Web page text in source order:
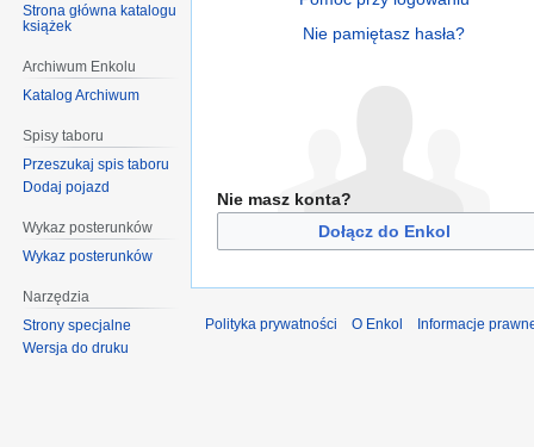
Nie pamiętasz hasła?
Nie masz konta?
Dołącz do Enkol
Strona główna katalogu
książek
Archiwum Enkolu
Katalog Archiwum
Spisy taboru
Przeszukaj spis taboru
Dodaj pojazd
Wykaz posterunków
Wykaz posterunków
Narzędzia
Strony specjalne
Wersja do druku
Polityka prywatności O Enkol Informacje